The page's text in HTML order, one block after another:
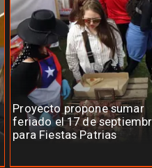
Proyecto propone sumar
feriado el 17 de
para Fiestas Patrias